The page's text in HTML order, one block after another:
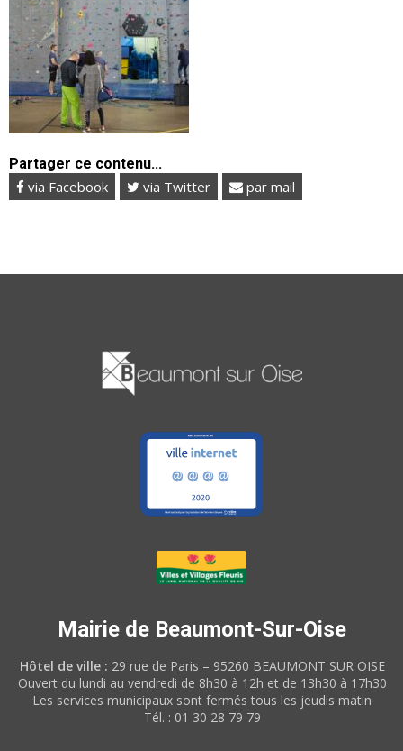
Partager ce contenu...
via Facebook via Twitter par mail
Mairie de Beaumont-Sur-Oise
Hôtel de ville : 29 rue de Paris – 95260 BEAUMONT SUR OISE
Ouvert du lundi au vendredi de 8h30 à 12h et de 13h30 à 17h30
Les services municipaux sont fermés tous les jeudis matin
Tél. : 01 30 28 79 79